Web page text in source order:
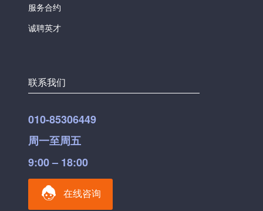
服务合约
诚聘英才
联系我们
010-85306449
周一至周五
9:00 – 18:00
在线咨询